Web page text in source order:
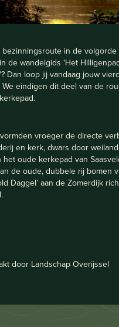
in de volgorde
de wandelgids 'Het
Dan loop jij vandaag jouw
We eindigen dit deel van de
vroeger de directe
en kerk, dwars door
het oude kerkepad van
de oude, dubbele rij bomen
Daggel’ aan de Zomerdijk
door Landschap Overijssel